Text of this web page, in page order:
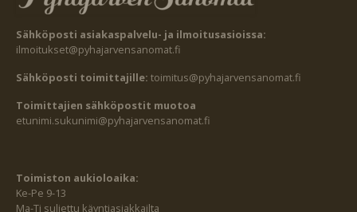
Sähköposti asiakaspalvelu- ja ilmoitusasioissa:
ilmoitukset@pyhajarvensanomat.fi
Sähköposti toimittajille: toimitus@pyhajarvensanomat.fi
Toimittajien sähköpostit muotoa
etunimi.sukunimi@pyhajarvensanomat.fi
Toimiston aukioloaika:
Ke-Pe 9-13
Ma-Ti suljettu käyntiasiakkailta